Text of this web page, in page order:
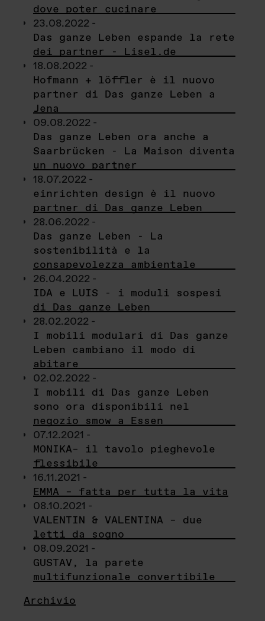
dove poter cucinare
23.08.2022 -
Das ganze Leben espande la rete
dei partner - Lisel.de
18.08.2022 -
Hofmann + löffler è il nuovo
partner di Das ganze Leben a
Jena
09.08.2022 -
Das ganze Leben ora anche a
Saarbrücken - La Maison diventa
un nuovo partner
18.07.2022 -
einrichten design è il nuovo
partner di Das ganze Leben
28.06.2022 -
Das ganze Leben - La
sostenibilità e la
consapevolezza ambientale
26.04.2022 -
IDA e LUIS - i moduli sospesi
di Das ganze Leben
28.02.2022 -
I mobili modulari di Das ganze
Leben cambiano il modo di
abitare
02.02.2022 -
I mobili di Das ganze Leben
sono ora disponibili nel
negozio smow a Essen
07.12.2021 -
MONIKA– il tavolo pieghevole
flessibile
16.11.2021 -
EMMA – fatta per tutta la vita
08.10.2021 -
VALENTIN & VALENTINA – due
letti da sogno
08.09.2021 -
GUSTAV, la parete
multifunzionale convertibile
Archivio